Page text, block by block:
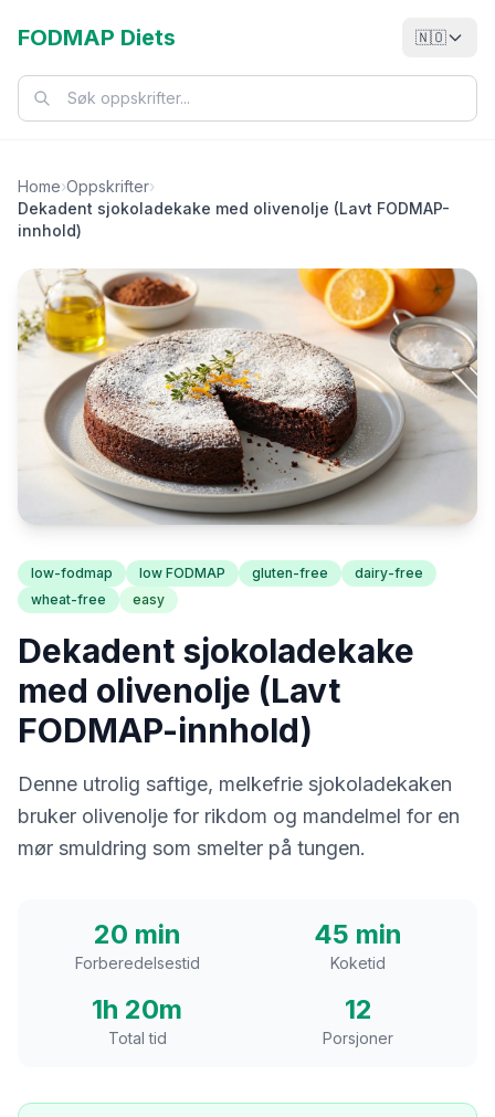
FODMAP Diets 🇳🇴
Home›Oppskrifter›
Dekadent sjokoladekake med olivenolje (Lavt FODMAP-
innhold)
low-fodmap low FODMAP gluten-free
dairy-free
wheat-free
easy
Dekadent sjokoladekake
med olivenolje (Lavt
FODMAP-innhold)
Denne utrolig saftige, melkefrie sjokoladekaken
bruker olivenolje for rikdom og mandelmel for en
mør smuldring som smelter på tungen.
20 min
Forberedelsestid
45 min
Koketid
1h 20m
Total tid
12
Porsjoner